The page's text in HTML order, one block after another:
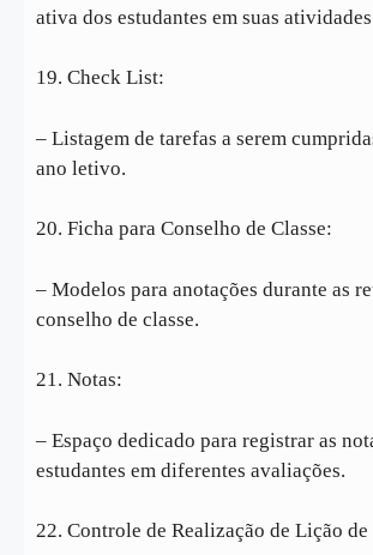
ativa dos estudantes em suas
19. Check List:
– Listagem de tarefas a serem
ano letivo.
20. Ficha para Conselho de Classe:
– Modelos para anotações durante as
conselho de classe.
21. Notas:
– Espaço dedicado para registrar as
estudantes em diferentes avaliações.
22. Controle de Realização de Lição de